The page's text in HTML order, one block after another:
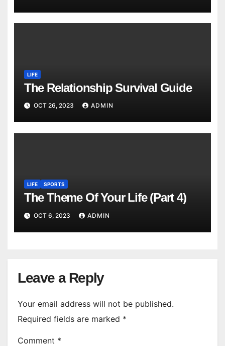
LIFE
The Relationship Survival Guide
OCT 26, 2023 ADMIN
LIFE SPORTS
The Theme Of Your Life (Part 4)
OCT 6, 2023 ADMIN
Leave a Reply
Your email address will not be published.
Required fields are marked *
Comment *